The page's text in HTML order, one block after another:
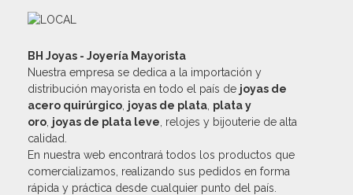
BH Joyas - Joyería Mayorista
Nuestra empresa se dedica a la importación y
distribución mayorista en todo el país de joyas de
acero quirúrgico joyas de plata plata y
oro joyas de plata leve , relojes y bijouterie de alta
calidad.
En nuestra web encontrará todos los productos que
comercializamos, realizando sus pedidos en forma
rápida y práctica desde cualquier punto del país.